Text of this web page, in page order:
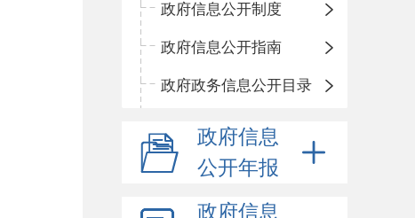
政府信息公开制度
政府信息公开指南
政府政务信息公开目录
政府信息
公开年报
政府信息